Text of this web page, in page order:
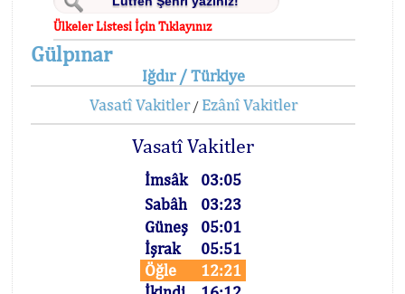
Ülkeler Listesi İçin Tıklayınız
Gülpınar
Iğdır / Türkiye
Vasatî Vakitler/ Ezânî Vakitler
Vasatî Vakitler
İmsâk
03:05
Sabâh
03:23
Güneş
05:01
İşrak
05:51
Öğle
12:21